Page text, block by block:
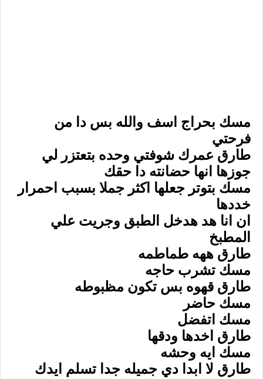
مسك بحراج اسف والله بس دا من
فرحتي
طارق عمرك شوفتي وحده بتعتزر لي
جوزها انها حضانته دا حقك
مسك بتوتر جعلها اكثر جملا بسبب احمرار
خددها
ان انا هد هدخل الطبق وجريت علي
المطبخ
طارق ههه طماطمه
مسك تشرب حاجه
طارق قهوه بس تكون مظبوطه
مسك حاضر
مسك اتفضل
طارق اخدها ودقها
مسك ايه وحشه
طارق لا ابدا دي جميله جدا تسلم ايدك